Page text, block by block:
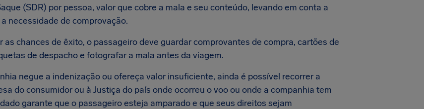
(SDR) por pessoa, valor que cobre a mala e seu conteúdo, levando em conta a
necessidade de comprovação.
as chances de êxito, o passageiro deve guardar comprovantes de compra, cartões de
de despacho e fotografar a mala antes da viagem.
negue a indenização ou ofereça valor insuficiente, ainda é possível recorrer a
do consumidor ou à Justiça do país onde ocorreu o voo ou onde a companhia tem
garante que o passageiro esteja amparado e que seus direitos sejam